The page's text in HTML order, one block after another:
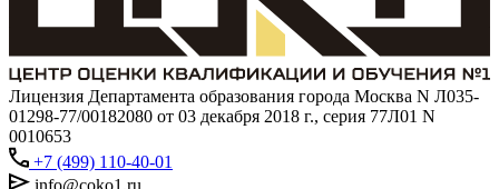
Лицензия Департамента образования города Москва N Л035-
01298-77/00182080 от 03 декабря 2018 г., серия 77Л01 N
0010653
+7 (499) 110-40-01
info@coko1.ru